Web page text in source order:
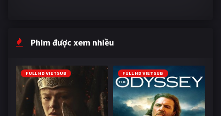
Phim được xem nhiều
FULL HD VIETSUB FULL HD VIETSUB